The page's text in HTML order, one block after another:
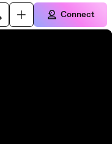
Connect